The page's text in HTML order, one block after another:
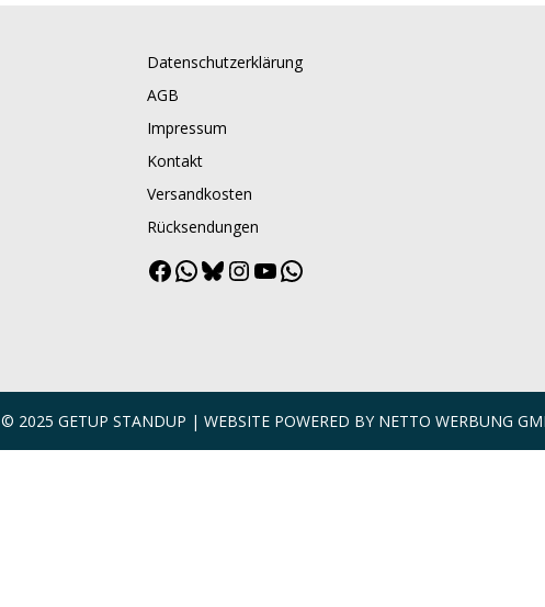
Datenschutzerklärung
AGB
Impressum
Kontakt
Versandkosten
Rücksendungen
Facebook
WhatsApp
BlueskyInstagram
YouTube
© 2025 GETUP STANDUP | WEBSITE POWERED BY NETTO WERBUNG